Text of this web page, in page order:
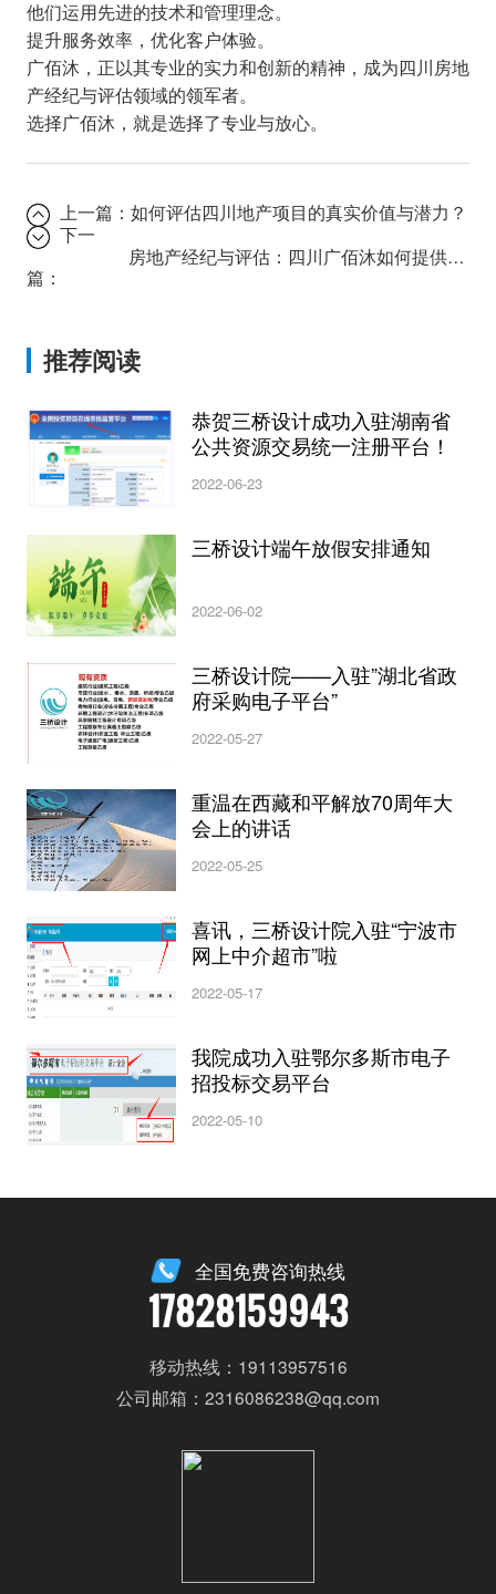
他们运用先进的技术和管理理念。
提升服务效率，优化客户体验。
广佰沐，正以其专业的实力和创新的精神，成为四川房地
产经纪与评估领域的领军者。
选择广佰沐，就是选择了专业与放心。
上一篇：如何评估四川地产项目的真实价值与潜力？
下一
篇：
房地产经纪与评估：四川广佰沐如何提供一站式解决方案？
推荐阅读
恭贺三桥设计成功入驻湖南省
公共资源交易统一注册平台！
2022-06-23
三桥设计端午放假安排通知
2022-06-02
三桥设计院——入驻”湖北省政
府采购电子平台”
2022-05-27
重温在西藏和平解放70周年大
会上的讲话
2022-05-25
喜讯，三桥设计院入驻“宁波市
网上中介超市”啦
2022-05-17
我院成功入驻鄂尔多斯市电子
招投标交易平台
2022-05-10
全国免费咨询热线
17828159943
移动热线：19113957516
公司邮箱：2316086238@qq.com